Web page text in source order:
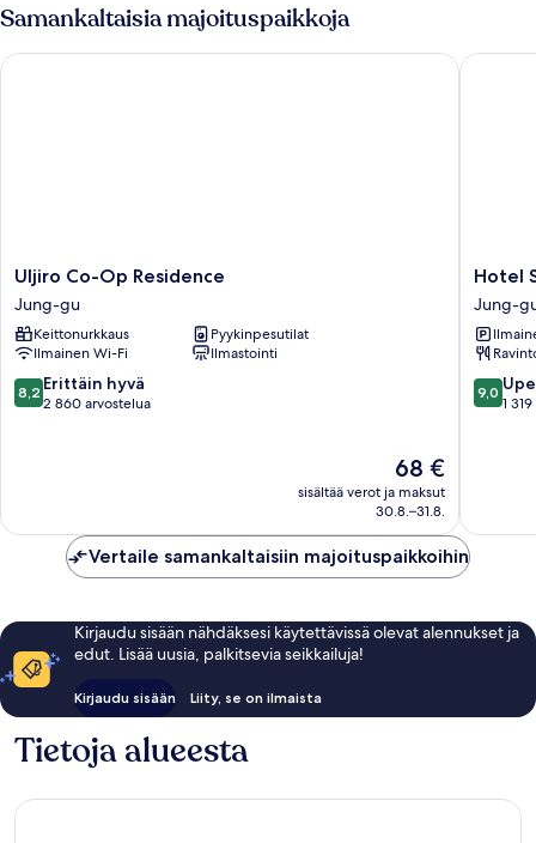
Deluxe
Samankaltaisia majoituspaikkoja
Uljiro
Co-
Op
Residence
Jung-
gu
Uljiro Co-Op Residence
Jung-gu
Keittonurkkaus
Pyykinpesutilat
Ilmainen Wi-Fi
Ilmastointi
8.2
kautta
8,2 Erittäin hyvä
2 860 arvostelua
Hinta
on
68 €
68 €
sisältää verot ja maksut
30.8.–31.8.
Uljiro Co-Op Residence
Hotel
Skypark
Jung-
gu
Hotel
Jung-
9.0
kautta
9,0
1
Hotel
Vertaile samankaltaisiin majoituspaikkoihin
Kirjaudu sisään nähdäksesi käytettävissä olevat alennukset ja
edut. Lisää uusia, palkitsevia seikkailuja!
Kirjaudu sisään Liity, se on ilmaista
Tietoja alueesta